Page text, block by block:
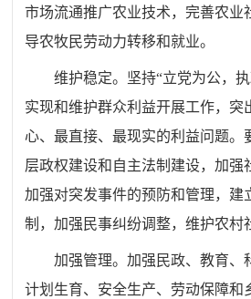
市场流通推广农业技术，完善农业
导农牧民劳动力转移和就业。
维护稳定。坚持“立党为公，
实现和维护群众利益开展工作，突
心、最直接、最现实的利益问题。
层政权建设和自主法制建设，加强
加强对突发事件的预防和管理，建
制，加强民事纠纷调整，维护农村
加强管理。加强民政、教育、
计划生育、安全生产、劳动保障和